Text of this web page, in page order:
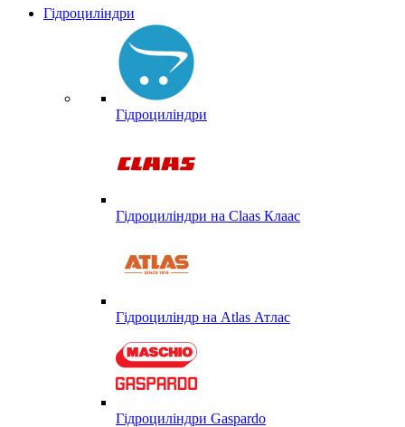
Гідроциліндри
Гідроциліндри
Гідроциліндри на Claas Клаас
Гідроциліндр на Atlas Атлас
Гідроциліндри Gaspardo